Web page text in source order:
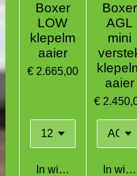
Boxer
LOW
klepelm
aaier
€ 2.665,00
In winkelwagen
Boxer
AGL
mini
aaier
€
In